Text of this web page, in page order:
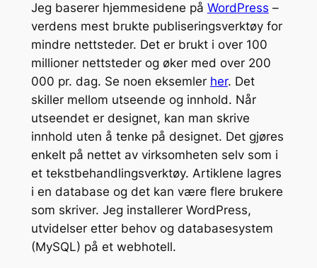
Jeg baserer hjemmesidene på WordPress –
verdens mest brukte publiseringsverktøy for
mindre nettsteder. Det er brukt i over 100
millioner nettsteder og øker med over 200
000 pr. dag. Se noen eksemler her. Det
skiller mellom utseende og innhold. Når
utseendet er designet, kan man skrive
innhold uten å tenke på designet. Det gjøres
enkelt på nettet av virksomheten selv som i
et tekstbehandlingsverktøy. Artiklene lagres
i en database og det kan være flere brukere
som skriver. Jeg installerer WordPress,
utvidelser etter behov og databasesystem
(MySQL) på et webhotell.